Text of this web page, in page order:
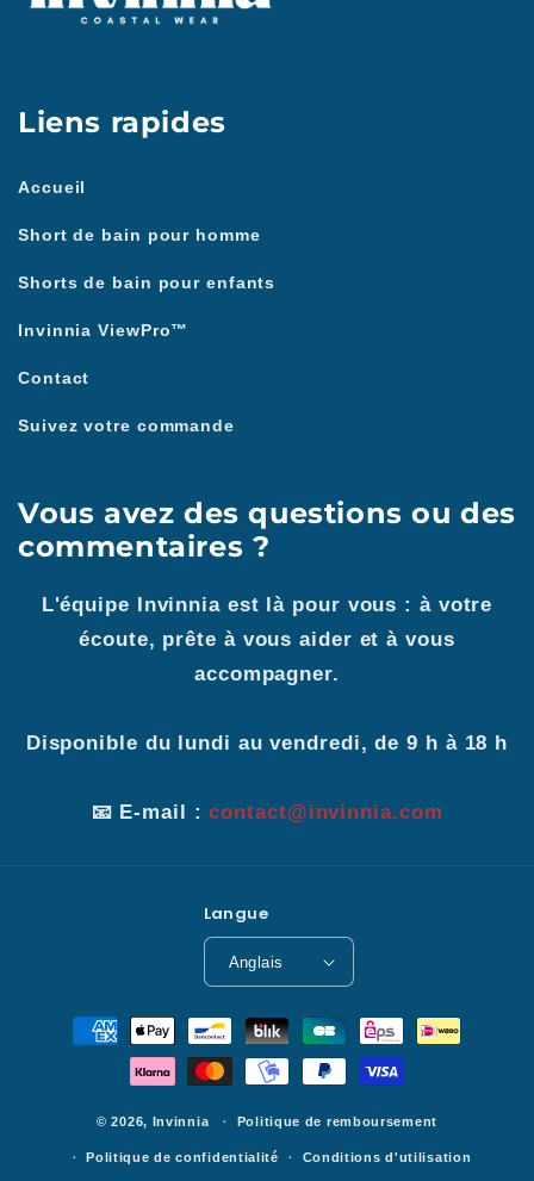
Liens rapides
Accueil
Short de bain pour homme
Shorts de bain pour enfants
Invinnia ViewPro™
Contact
Suivez votre commande
Vous avez des questions ou des
commentaires ?
L'équipe Invinnia est là pour vous : à votre
écoute, prête à vous aider et à vous
accompagner.
Disponible du lundi au vendredi, de 9 h à 18 h
📧 E-mail :contact@invinnia.com
Langue
Anglais
Modes
© 2026, Invinnia Politique de remboursement
Politique de confidentialité Conditions d'utilisation